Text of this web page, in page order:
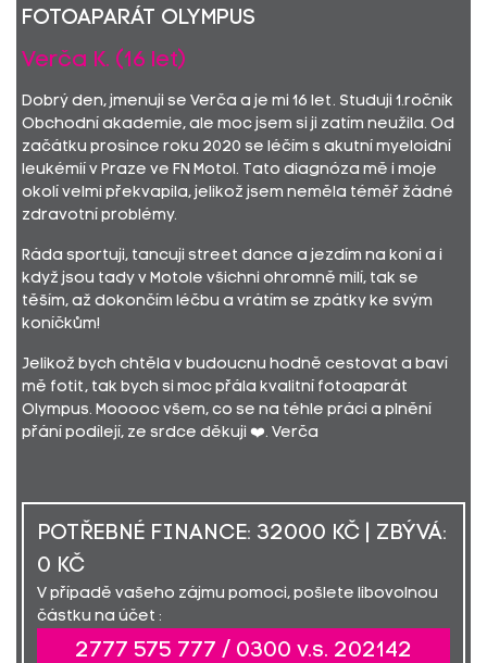
Fotoaparát Olympus
Verča K. (16 let)
Dobrý den, jmenuji se Verča a je mi 16 let. Studuji 1.ročník
Obchodní akademie, ale moc jsem si ji zatím neužila. Od
začátku prosince roku 2020 se léčím s akutní myeloidní
leukémií v Praze ve FN Motol. Tato diagnóza mě i moje
okolí velmi překvapila, jelikož jsem neměla téměř žádné
zdravotní problémy.
Ráda sportuji, tancuji street dance a jezdím na koni a i
když jsou tady v Motole všichni ohromně milí, tak se
těším, až dokončím léčbu a vrátím se zpátky ke svým
koníčkům!
Jelikož bych chtěla v budoucnu hodně cestovat a baví
mě fotit, tak bych si moc přála kvalitní fotoaparát
Olympus. Mooooc všem, co se na téhle práci a plnění
přání podílejí, ze srdce děkuji ❤️. Verča
POTŘEBNÉ FINANCE: 32000 KČ | ZBÝVÁ:
0 KČ
V případě vašeho zájmu pomoci, pošlete libovolnou
částku na účet :
2777 575 777 / 0300 v.s. 202142